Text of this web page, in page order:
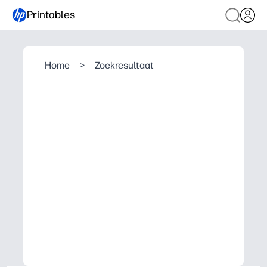
Printables
Home > Zoekresultaat